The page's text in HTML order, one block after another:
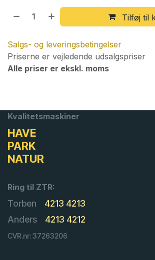
Tilføj til
Salgs- og leveringsbetingelser
Priserne er vejledende udsalgspriser
Alle priser er ekskl. moms
Kvalitetsmaskiner
HAVE
PARK
NATUR
Ring til ZTR:
Torben
4213 4213
Anders
4213 4212
CVR.nr: 37263206